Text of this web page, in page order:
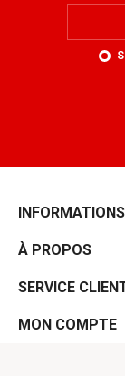
INFORMATIONS
À PROPOS
SERVICE
MON COMPTE